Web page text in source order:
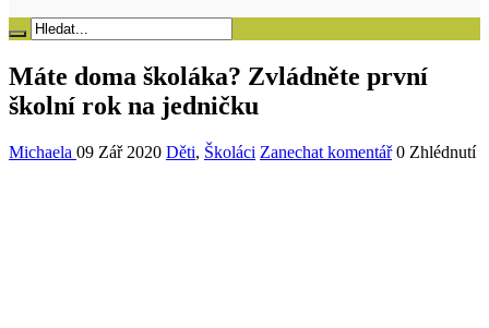
Máte doma školáka? Zvládněte první
školní rok na jedničku
Michaela 09 Zář 2020 Děti, Školáci Zanechat komentář 0 Zhlédnutí